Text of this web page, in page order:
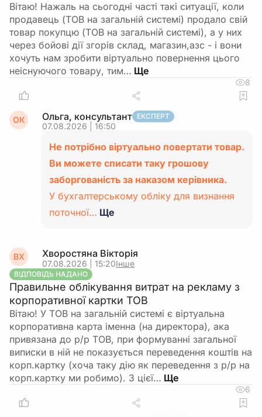
Вітаю! Нажаль на сьогодні часті такі ситуації, коли
продавець (ТОВ на загальній системі) продало свій
товар покупцю (ТОВ на загальній системі), а у них
через бойові дії згорів склад, магазин,азс - і вони
хочуть нам зробити віртуально повернення цього
неіснуючого товару, тим…
8
ОК Ольга, консультант ЕКСПЕРТ
07.08.2026 | 16:50
Не потрібно віртуально повертати товар.
Ви можете списати таку грошову
заборгованість за наказом керівника.
У бухгалтерському обліку для визнання
поточної… Ще
ВХ Хворостяна Вікторія
07.08.2026 | 15:20Інше
ВІДПОВІДЬ НАДАНО
Правильне облікування витрат на рекламу з
корпоративної картки ТОВ
Вітаю! У ТОВ на загальній системі є віртуальна
корпоративна карта іменна (на директора), ака
привязана до р/р ТОВ, при формуванні загальної
виписки в ній не показується переведення коштів на
корп.картку (хоча таку дію як переведення з р/р на
корп.картку ми робимо). З цієї…
6